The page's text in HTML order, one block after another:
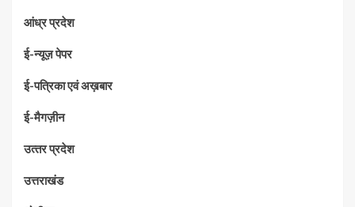
आंध्र प्रदेश
ई-न्यूज़ पेपर
ई-पत्रिका एवं अख़बार
ई-मैगज़ीन
उत्‍तर प्रदेश
उत्तराखंड